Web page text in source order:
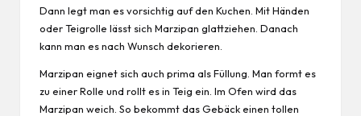
Dann legt man es vorsichtig auf den Kuchen. Mit Händen
oder Teigrolle lässt sich Marzipan glattziehen. Danach
kann man es nach Wunsch dekorieren.
Marzipan eignet sich auch prima als Füllung. Man formt es
zu einer Rolle und rollt es in Teig ein. Im Ofen wird das
Marzipan weich. So bekommt das Gebäck einen tollen